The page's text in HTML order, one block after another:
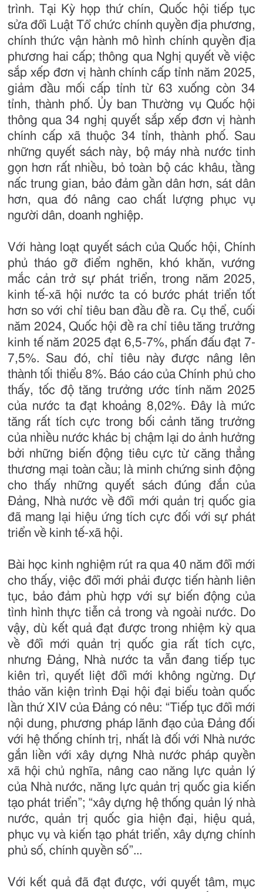
trình. Tại Kỳ họp thứ chín, Quốc hội tiếp tục
sửa đổi Luật Tổ chức chính quyền địa phương,
chính thức vận hành mô hình chính quyền địa
phương hai cấp; thông qua Nghị quyết về việc
sắp xếp đơn vị hành chính cấp tỉnh năm 2025,
giảm đầu mối cấp tỉnh từ 63 xuống còn 34
tỉnh, thành phố. Ủy ban Thường vụ Quốc hội
thông qua 34 nghị quyết sắp xếp đơn vị hành
chính cấp xã thuộc 34 tỉnh, thành phố. Sau
những quyết sách này, bộ máy nhà nước tinh
gọn hơn rất nhiều, bỏ toàn bộ các khâu, tầng
nấc trung gian, bảo đảm gần dân hơn, sát dân
hơn, qua đó nâng cao chất lượng phục vụ
người dân, doanh nghiệp.
Với hàng loạt quyết sách của Quốc hội, Chính
phủ tháo gỡ điểm nghẽn, khó khăn, vướng
mắc cản trở sự phát triển, trong năm 2025,
kinh tế-xã hội nước ta có bước phát triển tốt
hơn so với chỉ tiêu ban đầu đề ra. Cụ thể, cuối
năm 2024, Quốc hội đề ra chỉ tiêu tăng trưởng
kinh tế năm 2025 đạt 6,5-7%, phấn đấu đạt 7-
7,5%. Sau đó, chỉ tiêu này được nâng lên
thành tối thiểu 8%. Báo cáo của Chính phủ cho
thấy, tốc độ tăng trưởng ước tính năm 2025
của nước ta đạt khoảng 8,02%. Đây là mức
tăng rất tích cực trong bối cảnh tăng trưởng
của nhiều nước khác bị chậm lại do ảnh hưởng
bởi những biến động tiêu cực từ căng thẳng
thương mại toàn cầu; là minh chứng sinh động
cho thấy những quyết sách đúng đắn của
Đảng, Nhà nước về đổi mới quản trị quốc gia
đã mang lại hiệu ứng tích cực đối với sự phát
triển về kinh tế-xã hội.
Bài học kinh nghiệm rút ra qua 40 năm đổi mới
cho thấy, việc đổi mới phải được tiến hành liên
tục, bảo đảm phù hợp với sự biến động của
tình hình thực tiễn cả trong và ngoài nước. Do
vậy, dù kết quả đạt được trong nhiệm kỳ qua
về đổi mới quản trị quốc gia rất tích cực,
nhưng Đảng, Nhà nước ta vẫn đang tiếp tục
kiên trì, quyết liệt đổi mới không ngừng. Dự
thảo văn kiện trình Đại hội đại biểu toàn quốc
lần thứ XIV của Đảng có nêu: “Tiếp tục đổi mới
nội dung, phương pháp lãnh đạo của Đảng đối
với hệ thống chính trị, nhất là đối với Nhà nước
gắn liền với xây dựng Nhà nước pháp quyền
xã hội chủ nghĩa, nâng cao năng lực quản lý
của Nhà nước, năng lực quản trị quốc gia kiến
tạo phát triển”; “xây dựng hệ thống quản lý nhà
nước, quản trị quốc gia hiện đại, hiệu quả,
phục vụ và kiến tạo phát triển, xây dựng chính
phủ số, chính quyền số”...
Với kết quả đã đạt được, với quyết tâm, mục